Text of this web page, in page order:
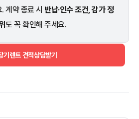
계약 종료 시 반납·인수 조건, 감가 정
도 꼭 확인해 주세요.
기렌트 견적상담받기